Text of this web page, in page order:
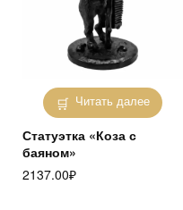
Читать далее
Статуэтка «Коза с
баяном»
2137.00₽